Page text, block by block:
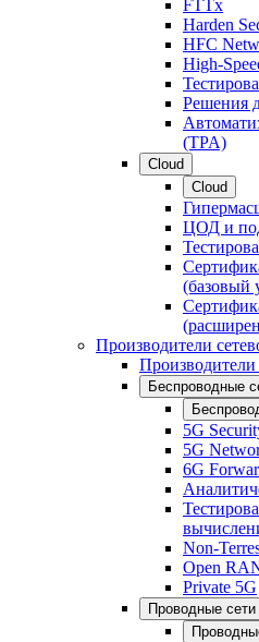
FTTx
Harden
HFC
High-
Решения
(TPA)
Cloud
Cloud
ЦОД и
(базовый
Производители
Производители
Беспроводные
5G
5G
6G
Non-
Open
Private 5G
Проводные сети